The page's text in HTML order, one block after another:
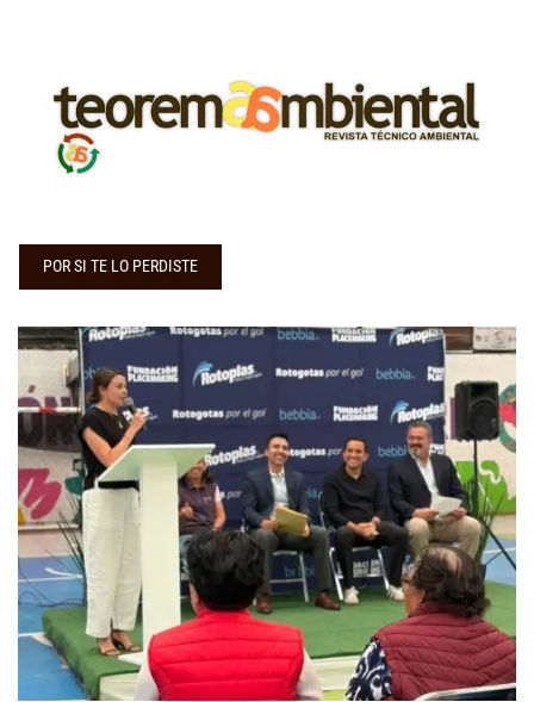
POR SI TE LO PERDISTE